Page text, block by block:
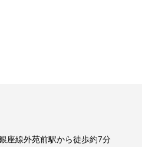
座線外苑前駅から徒歩約7分